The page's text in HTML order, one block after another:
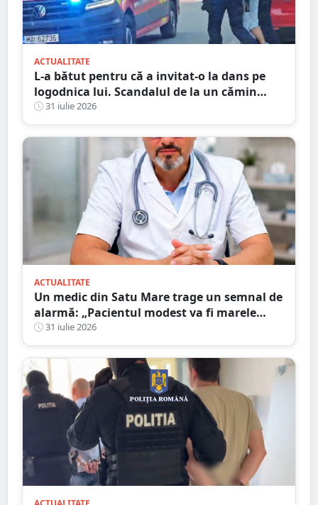
ACTUALITATE
L-a bătut pentru că a invitat-o la dans pe
logodnica lui. Scandalul de la un cămin
cultural s-a încheiat cu condamnări și
despăgubiri
31 iulie 2026
ACTUALITATE
Un medic din Satu Mare trage un semnal de
alarmă: „Pacientul modest va fi marele
perdant”
31 iulie 2026